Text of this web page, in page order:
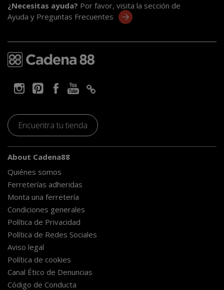
¿Necesitas ayuda? Por favor, visita la sección de
Ayuda y Preguntas Frecuentes
Encuentra tu tienda
About Cadena88
Quiénes somos
Ferreterías adheridas
Monta una ferretería
Condiciones generales
Política de Privacidad
Política de Redes Sociales
Aviso legal
Política de cookies
Canal Ético de Denuncias
Código de Conducta